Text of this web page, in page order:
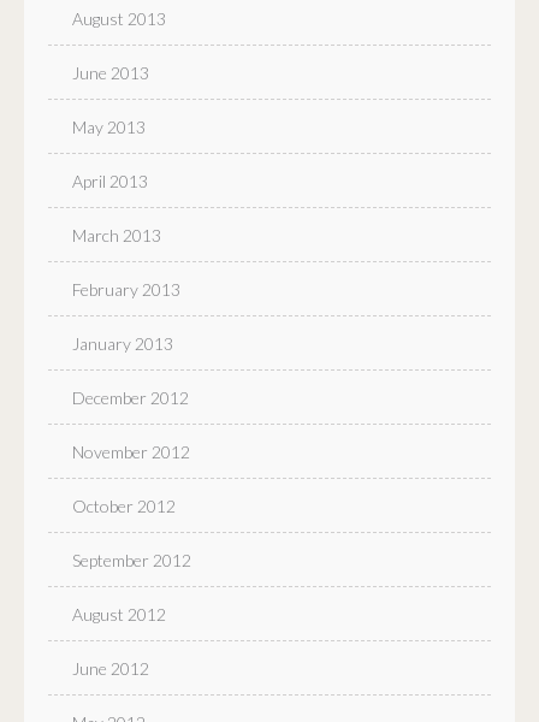
August 2013
June 2013
May 2013
April 2013
March 2013
February 2013
January 2013
December 2012
November 2012
October 2012
September 2012
August 2012
June 2012